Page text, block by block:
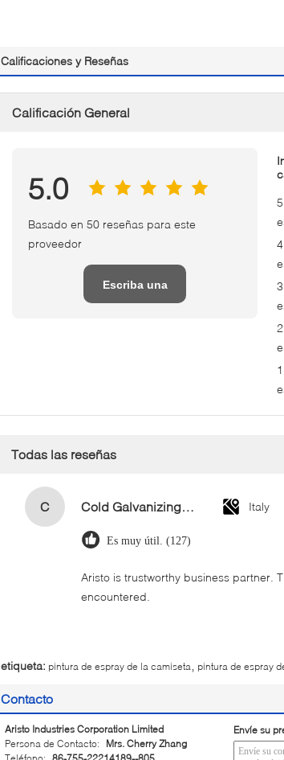
Calificaciones y Reseñas
Calificación General
5.0
Basado en 50 reseñas para este
proveedor
Escriba una
5
4
3
2
1
Todas las reseñas
C Cold Galvanizing Zinc Spray Paint 400ml Italy
Es muy útil. (127)
Aristo is trustworthy business partner.
encountered.
etiqueta: pintura de espray de la camiseta pintura de espray
Contacto
Aristo Industries Corporation Limited
Persona de Contacto:
Mrs. Cherry Zhang
Envíe su